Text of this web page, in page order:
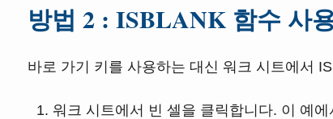
방법 2 : ISBLANK 함수 사
바로 가기 키를 사용하는 대신 워크 시트에서
워크 시트에서 빈 셀을 클릭합니다. 이 예